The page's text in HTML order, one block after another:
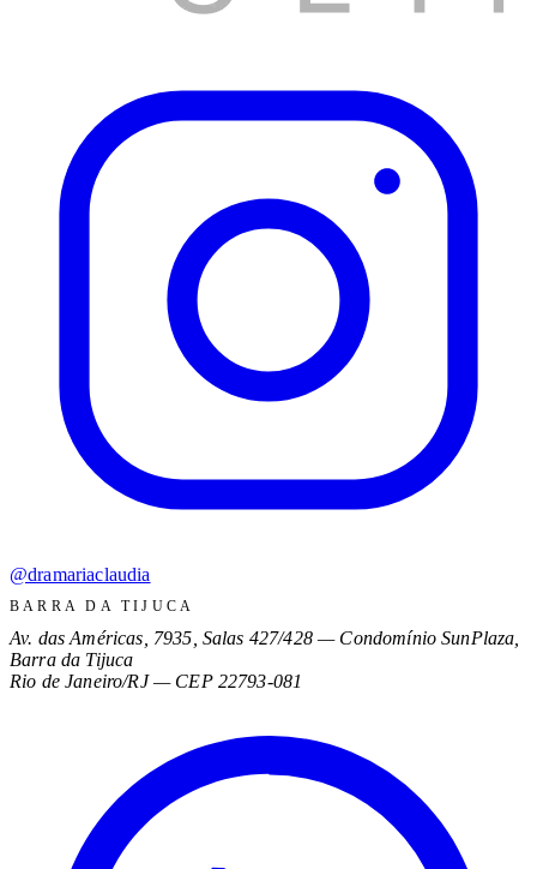
@dramariaclaudia
BARRA DA TIJUCA
Av. das Américas, 7935, Salas 427/428 — Condomínio SunPlaza,
Barra da Tijuca
Rio de Janeiro/RJ— CEP 22793-081